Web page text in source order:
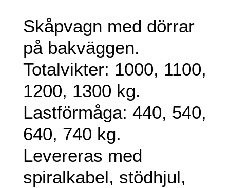
Skåpvagn med dörrar
på bakväggen.
Totalvikter: 1000, 1100,
1200, 1300 kg.
Lastförmåga: 440, 540,
640, 740 kg.
Levereras med
spiralkabel, stödhjul,